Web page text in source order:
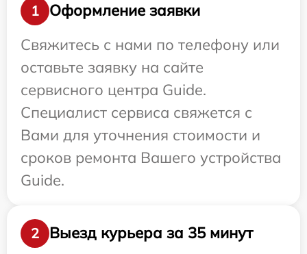
1
Оформление заявки
Свяжитесь с нами по телефону или
оставьте заявку на сайте
сервисного центра Guide.
Специалист сервиса свяжется с
Вами для уточнения стоимости и
сроков ремонта Вашего устройства
Guide.
2 Выезд курьера за 35 минут